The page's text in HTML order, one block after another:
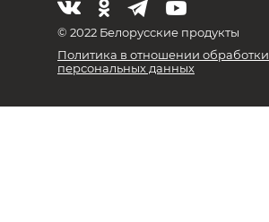
© 2022 Белорусские продукты
Политика в отношении обработки
персональных данных